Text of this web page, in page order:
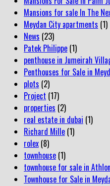
Mansions for sale In The
Meydan City apartments (1)
News (23)
Patek Philippe (1)
penthouse in Jumeirah
Penthouses for Sale in
plots (2)
Project (17)
properties (2)
real estate in dubai (1)
Richard Mille (1)
rolex (8)
townhouse (1)
townhouse for sale in
Townhouse for Sale in